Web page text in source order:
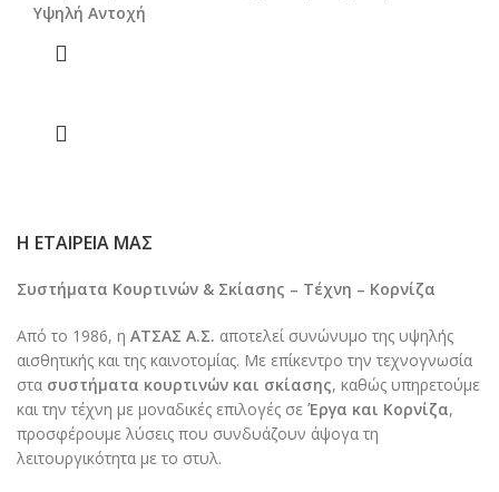
Υψηλή Αντοχή
Η ΕΤΑΙΡΕΊΑ ΜΑΣ
Συστήματα Κουρτινών & Σκίασης – Τέχνη – Κορνίζα
Από το 1986, η ΑΤΣΑΣ Α.Σ. αποτελεί συνώνυμο της υψηλής
αισθητικής και της καινοτομίας. Με επίκεντρο την τεχνογνωσία
στα συστήματα κουρτινών και σκίασης, καθώς υπηρετούμε
και την τέχνη με μοναδικές επιλογές σε Έργα και Κορνίζα,
προσφέρουμε λύσεις που συνδυάζουν άψογα τη
λειτουργικότητα με το στυλ.